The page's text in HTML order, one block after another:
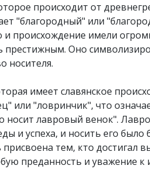
происходит от
"благородный" или
происхождение имели
престижным. Оно
носителя.
имеет славянское
или "ловринчик", что
носит лавровый венок".
и успеха, и носить его было
тем, кто достигал
преданность и уважение к